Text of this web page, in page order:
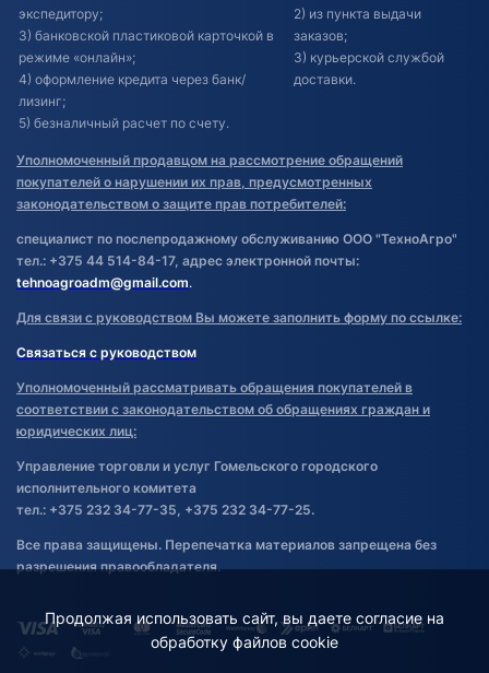
экспедитору;
3) банковской пластиковой карточкой в
режиме «онлайн»;
4) оформление кредита через банк/
лизинг;
5) безналичный расчет по счету.
2) из пункта выдачи
заказов;
3) курьерской службой
доставки.
Уполномоченный продавцом на рассмотрение обращений
покупателей о нарушении их прав, предусмотренных
законодательством о защите прав потребителей:
специалист по послепродажному обслуживанию ООО "ТехноАгро"
тел.: +375 44 514-84-17, адрес электронной почты:
tehnoagroadm@gmail.com.
Для связи с руководством Вы можете заполнить форму по ссылке:
Связаться с руководством
Уполномоченный рассматривать обращения покупателей в
соответствии с законодательством об обращениях граждан и
юридических лиц:
Управление торговли и услуг Гомельского городского
исполнительного комитета
тел.: +375 232 34-77-35, +375 232 34-77-25.
Все права защищены. Перепечатка материалов запрещена без
разрешения правообладателя.
Продолжая использовать сайт, вы даете согласие на
обработку файлов cookie